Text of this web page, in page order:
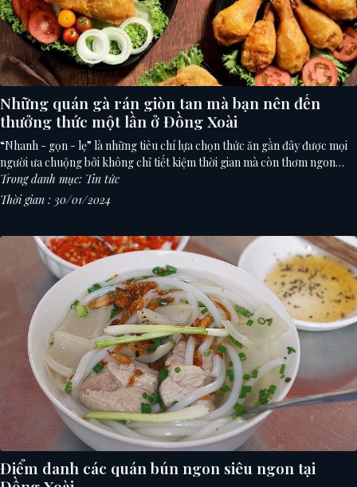
Những quán gà rán giòn tan mà bạn nên đến
thưởng thức một lần ở Đồng Xoài
“Nhanh - gọn - lẹ” là những tiêu chí lựa chọn thức ăn gần đây được mọi
người ưa chuộng bởi không chỉ tiết kiệm thời gian mà còn thơm ngon
tròn vị. Gà rán là một trong những món ăn mà giới trẻ cực kì thích bởi sự
giòn tan, thơm phức. Vậy đâu là những quán gà rán ngon tại Đồng Xoài?
Trong danh mục: Tin tức
Thời gian : 30/01/2024
Điểm danh các quán bún ngon siêu ngon tại